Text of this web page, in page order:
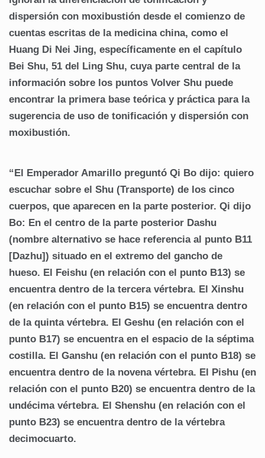
dispersión con moxibustión desde el comienzo de
cuentas escritas de la medicina china, como el
Huang Di Nei Jing, específicamente en el capítulo
Bei Shu, 51 del Ling Shu, cuya parte central de la
información sobre los puntos Volver Shu puede
encontrar la primera base teórica y práctica para la
sugerencia de uso de tonificación y dispersión con
moxibustión.
“El Emperador Amarillo preguntó Qi Bo dijo: quiero
escuchar sobre el Shu (Transporte) de los cinco
cuerpos, que aparecen en la parte posterior. Qi dijo
Bo: En el centro de la parte posterior Dashu
(nombre alternativo se hace referencia al punto B11
[Dazhu]) situado en el extremo del gancho de
hueso. El Feishu (en relación con el punto B13) se
encuentra dentro de la tercera vértebra. El Xinshu
(en relación con el punto B15) se encuentra dentro
de la quinta vértebra. El Geshu (en relación con el
punto B17) se encuentra en el espacio de la séptima
costilla. El Ganshu (en relación con el punto B18) se
encuentra dentro de la novena vértebra. El Pishu (en
relación con el punto B20) se encuentra dentro de la
undécima vértebra. El Shenshu (en relación con el
punto B23) se encuentra dentro de la vértebra
decimocuarto.